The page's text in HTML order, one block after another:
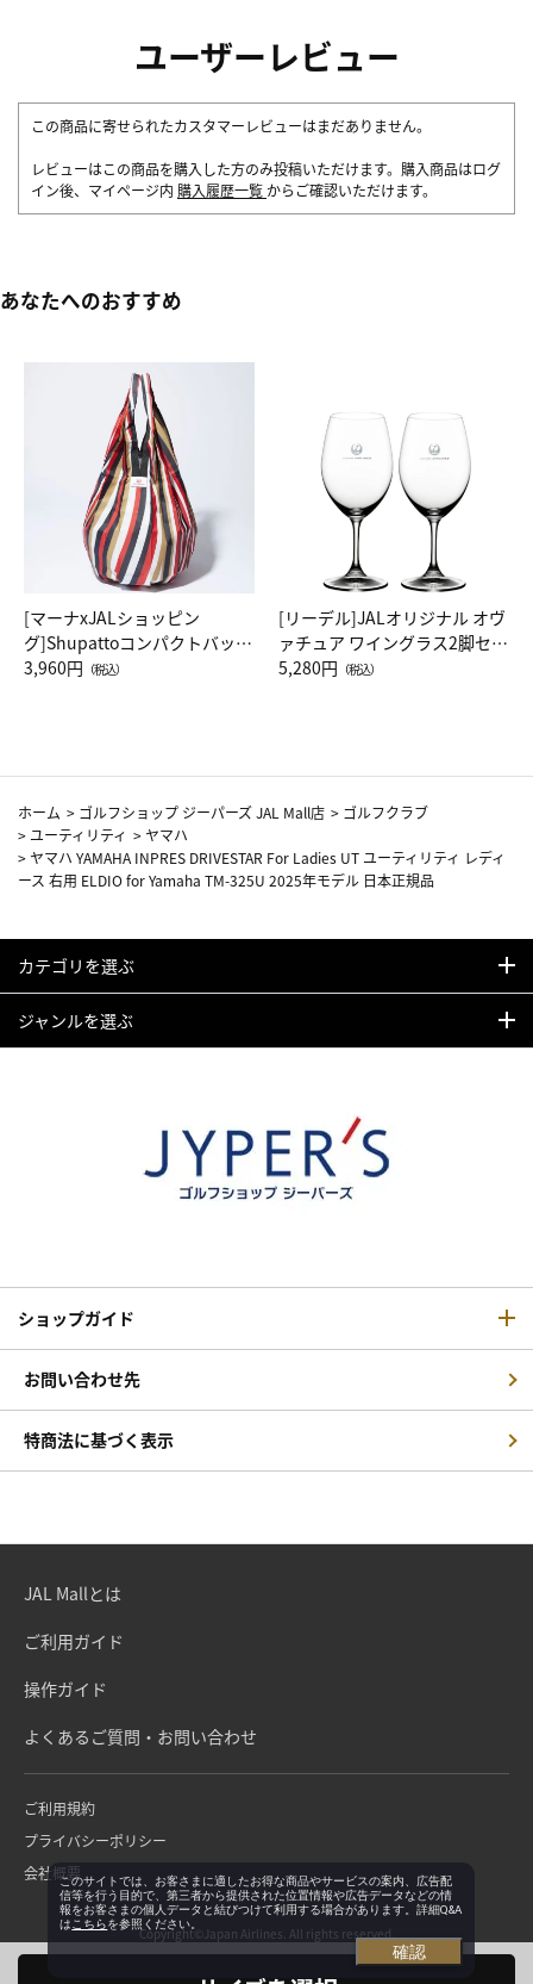
ユーザーレビュー
この商品に寄せられたカスタマーレビューはまだありません。
レビューはこの商品を購入した方のみ投稿いただけます。購入商品はログ
イン後、マイページ内 購入履歴一覧 からご確認いただけます。
あなたへのおすすめ
[マーナxJALショッピン
グ]Shupattoコンパクトバッグ
Drop JAL客室乗務員（LC）ス
3,960円 （税込）
[リーデル]JALオリジナル オヴ
ァチュア ワイングラス2脚セッ
ト（レッドワイン）
5,280円 （税込）
ホーム > ゴルフショップ ジーパーズ JAL Mall店 > ゴルフクラブ
> ユーティリティ >ヤマハ
>ヤマハ YAMAHA INPRES DRIVESTAR For Ladies UT ユーティリティ レディ
ース 右用 ELDIO for Yamaha TM-325U 2025年モデル 日本正規品
カテゴリを選ぶ
ジャンルを選ぶ
ショップガイド
お問い合わせ先
特商法に基づく表示
JAL Mallとは
ご利用ガイド
操作ガイド
よくあるご質問・お問い合わせ
ご利用規約
プライバシーポリシー
会社概要
Copyright©Japan Airlines. All rights reserved.
このサイトでは、お客さまに適したお得な商品やサービスの案内、広告配
信等を行う目的で、第三者から提供された位置情報や広告データなどの情
報をお客さまの個人データと結びつけて利用する場合があります。詳細Q&A
は こちらを参照ください。
確認